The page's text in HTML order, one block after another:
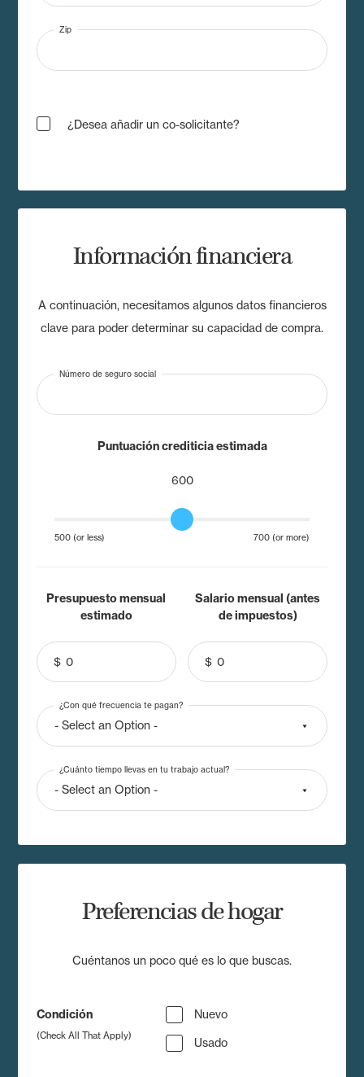
Zip
¿Desea añadir un co-solicitante?
Información financiera
A continuación, necesitamos algunos datos financieros
clave para poder determinar su capacidad de compra.
Número de seguro social
Puntuación crediticia estimada
600
500 (or less) 700 (or more)
Presupuesto mensual
estimado
$
Salario mensual (antes
de impuestos)
$
¿Con qué frecuencia te pagan?
¿Cuánto tiempo llevas en tu trabajo actual?
Preferencias de hogar
Cuéntanos un poco qué es lo que buscas.
Condición
(Check All That Apply)
Nuevo
Usado